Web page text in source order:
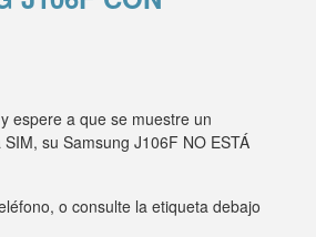
espere a que se muestre un
su Samsung J106F NO ESTÁ
o consulte la etiqueta debajo